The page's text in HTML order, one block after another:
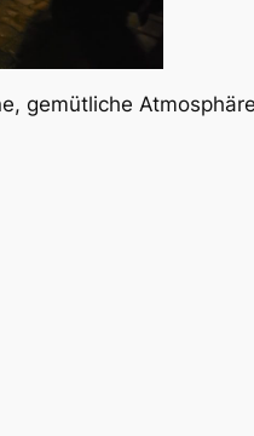
gemütliche